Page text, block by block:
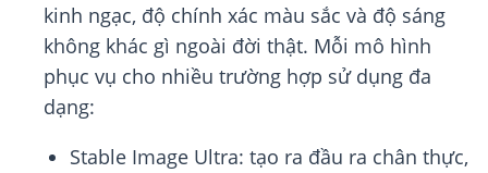
kinh ngạc, độ chính xác màu sắc và độ sáng
không khác gì ngoài đời thật. Mỗi mô hình
phục vụ cho nhiều trường hợp sử dụng đa
dạng:
Stable Image Ultra: tạo ra đầu ra chân thực,